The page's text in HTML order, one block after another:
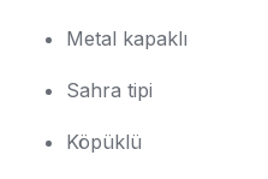
Metal kapaklı
Sahra tipi
Köpüklü